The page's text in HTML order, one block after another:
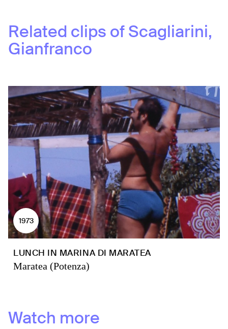
Related clips ofScagliarini,
Gianfranco
1973
LUNCH IN MARINA DI MARATEA
Maratea (Potenza)
Watch more